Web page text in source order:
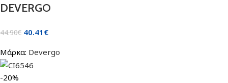
DEVERGO
44.90€ 40.41 €
Μάρκα: Devergo
-20%